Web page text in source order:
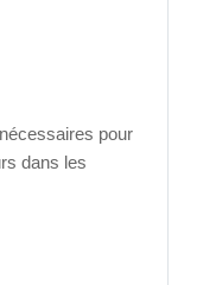
pour
dans les